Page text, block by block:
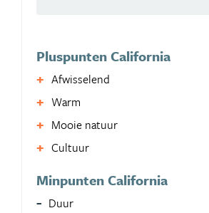
Pluspunten California
Afwisselend
Warm
Mooie natuur
Cultuur
Minpunten California
Duur